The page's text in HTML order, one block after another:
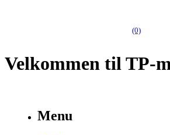
(0)
Velkommen til TP-
Menu